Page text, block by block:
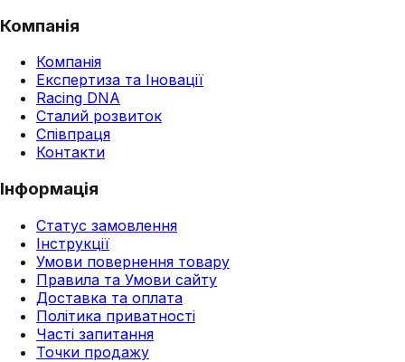
Компанія
Компанія
Експертиза та Іновації
Racing DNA
Сталий розвиток
Співпраця
Контакти
Інформація
Статус замовлення
Інструкції
Умови повернення товару
Правила та Умови сайту
Доставка та оплата
Політика приватності
Часті запитання
Точки продажу